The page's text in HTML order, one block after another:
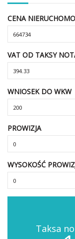
CENA
VAT OD TAKSY
WNIOSEK DO WKW
PROWIZJA
WYSOKOŚĆ
Taksa